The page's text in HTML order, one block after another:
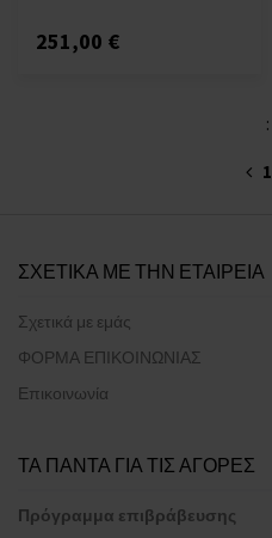
251,00 €
:
1
ΣΧΕΤΙΚΑ ΜΕ ΤΗΝ ΕΤΑΙΡΕΙΑ
Σχετικά με εμάς
ΦΟΡΜΑ ΕΠΙΚΟΙΝΩΝΙΑΣ
Επικοινωνία
ΤΑ ΠΑΝΤΑ ΓΙΑ ΤΙΣ ΑΓΟΡΕΣ
Πρόγραμμα επιβράβευσης